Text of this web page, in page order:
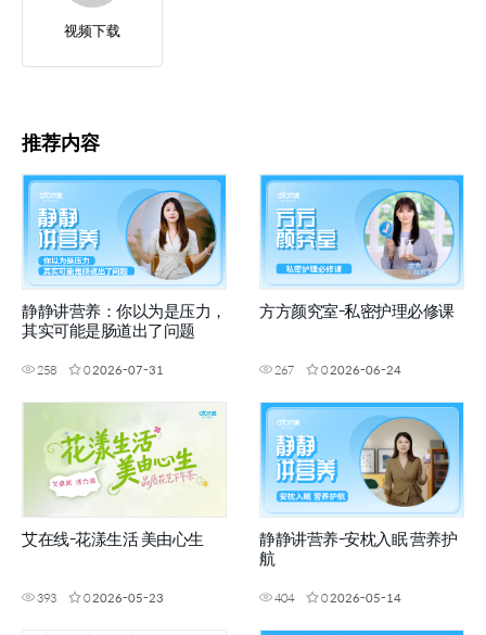
视频下载
推荐内容
静静讲营养：你以为是压力，
其实可能是肠道出了问题
258 02026-07-31
方方颜究室-私密护理必修课
267 02026-06-24
艾在线-花漾生活 美由心生
393 02026-05-23
静静讲营养-安枕入眠 营养护
航
404 02026-05-14